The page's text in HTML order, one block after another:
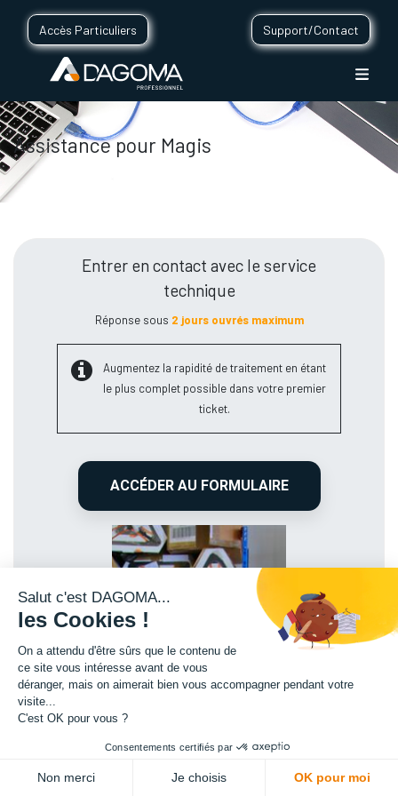
Accès Particuliers Support/Contact
Assistance pour Magis
Entrer en contact avec le service
technique
Réponse sous 2 jours ouvrés maximum
Augmentez la rapidité de traitement en étant
le plus complet possible dans votre premier
ticket.
ACCÉDER AU FORMULAIRE
Salut c'est DAGOMA...
les Cookies !
On a attendu d'être sûrs que le contenu de
ce site vous intéresse avant de vous
déranger, mais on aimerait bien vous accompagner pendant votre
visite...
C'est OK pour vous ?
Consentements certifiés par
Non merci Je choisis OK pour moi